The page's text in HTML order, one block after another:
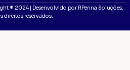
® 2024 | Desenvolvido por RPenna Soluções.
direitos reservados.